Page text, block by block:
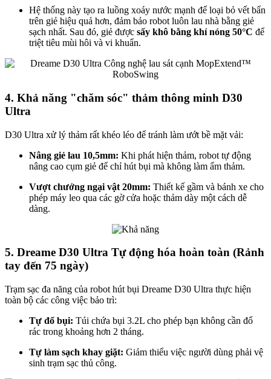
Hệ thống này tạo ra luồng xoáy nước mạnh để loại bỏ vết bẩn
trên giẻ hiệu quả hơn, đảm bảo robot luôn lau nhà bằng giẻ
sạch nhất. Sau đó, giẻ được sấy khô bằng khí nóng 50°C để
triệt tiêu mùi hôi và vi khuẩn.
4. Khả năng "chăm sóc" thảm thông minh D30
Ultra
D30 Ultra xử lý thảm rất khéo léo để tránh làm ướt bề mặt vải:
Nâng giẻ lau 10,5mm: Khi phát hiện thảm, robot tự động
nâng cao cụm giẻ để chỉ hút bụi mà không làm ẩm thảm.
Vượt chướng ngại vật 20mm: Thiết kế gầm và bánh xe cho
phép máy leo qua các gờ cửa hoặc thảm dày một cách dễ
dàng.
5. Dreame D30 Ultra Tự động hóa hoàn toàn (Rảnh
tay đến 75 ngày)
Trạm sạc đa năng của robot hút bụi Dreame D30 Ultra thực hiện
toàn bộ các công việc bảo trì:
Tự đổ bụi: Túi chứa bụi 3.2L cho phép bạn không cần đổ
rác trong khoảng hơn 2 tháng.
Tự làm sạch khay giặt: Giảm thiểu việc người dùng phải vệ
sinh trạm sạc thủ công.